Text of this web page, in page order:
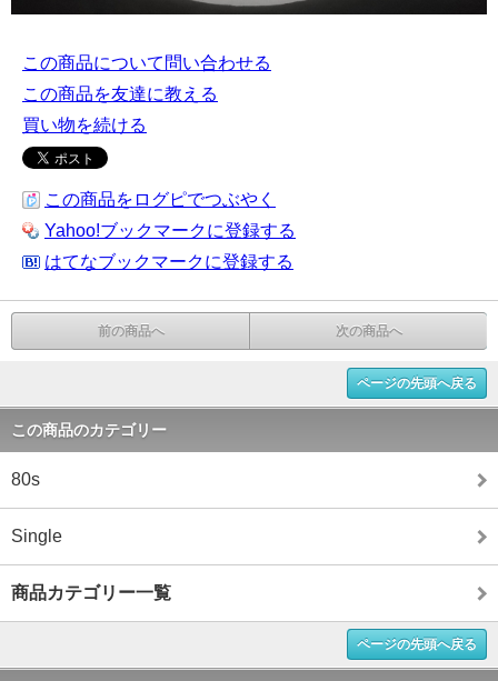
この商品について問い合わせる
この商品を友達に教える
買い物を続ける
この商品をログピでつぶやく
Yahoo!ブックマークに登録する
はてなブックマークに登録する
前の商品へ 次の商品へ
ページの先頭へ戻る
この商品のカテゴリー
80s
Single
商品カテゴリー一覧
ページの先頭へ戻る